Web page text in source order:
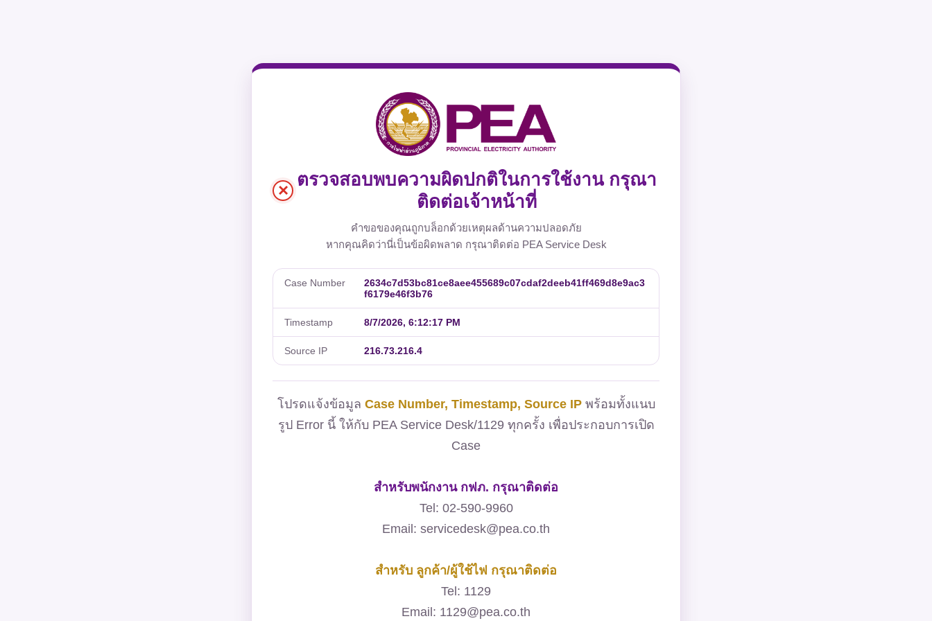
×
ตรวจสอบพบความผิดปกติในการใช้งาน กรุณา
ติดต่อเจ้าหน้าที่
คำขอของคุณถูกบล็อกด้วยเหตุผลด้านความปลอดภัย
หากคุณคิดว่านี่เป็นข้อผิดพลาด กรุณาติดต่อ PEA Service Desk
Case Number
2634c7d53bc81ce8aee455689c07cdaf2deeb41ff469d8e9ac3
f6179e46f3b76
Timestamp 8/7/2026, 6:12:17 PM
Source IP 216.73.216.4
โปรดแจ้งข้อมูล Case Number, Timestamp, Source IPพร้อมทั้งแนบ
รูป Error นี้ ให้กับ PEA Service Desk/1129 ทุกครั้ง เพื่อประกอบการเปิด
Case
สำหรับพนักงาน กฟภ. กรุณาติดต่อ
Tel: 02-590-9960
Email: servicedesk@pea.co.th
สำหรับ ลูกค้า/ผู้ใช้ไฟ กรุณาติดต่อ
Tel: 1129
Email: 1129@pea.co.th